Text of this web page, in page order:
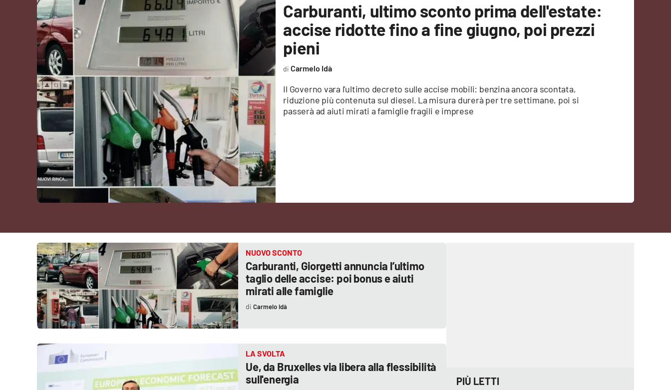
Good Morning Vietnam
Carburanti, ultimo sconto prima dell'estate:
accise ridotte fino a fine giugno, poi prezzi
pieni
Il Governo vara l'ultimo decreto sulle accise mobili: benzina ancora scontata,
riduzione più contenuta sul diesel. La misura durerà per tre settimane, poi si
passerà ad aiuti mirati a famiglie fragili e imprese
Carmelo Idà
NUOVO SCONTO
Carburanti, Giorgetti annuncia l’ultimo
taglio delle accise: poi bonus e aiuti
mirati alle famiglie
Carmelo Idà
LA SVOLTA
Ue, da Bruxelles via libera alla flessibilità
sull'energia
PIÙ LETTI